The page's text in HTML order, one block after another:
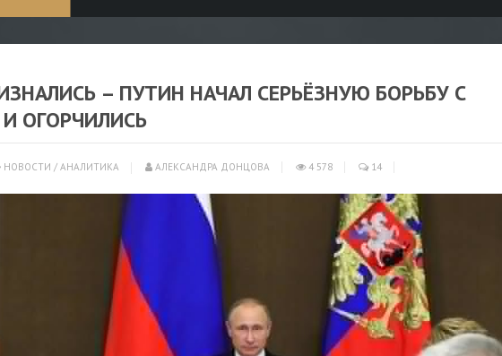
– ПУТИН НАЧАЛ СЕРЬЁЗНУЮ БОРЬБУ С
ОГОРЧИЛИСЬ
НОВОСТИ / АНАЛИТИКА АЛЕКСАНДРА ДОНЦОВА 4 578 14